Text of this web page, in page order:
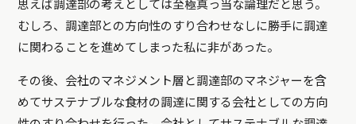
思えば調達部の考えとしては至極真っ当な論理だと思う。
むしろ、調達部との方向性のすり合わせなしに勝手に調達
に関わることを進めてしまった私に非があった。
その後、会社のマネジメント層と調達部のマネジャーを含
めてサステナブルな食材の調達に関する会社としての方向